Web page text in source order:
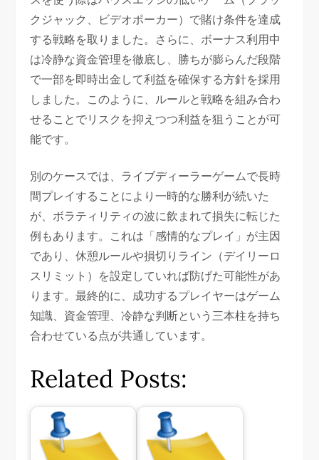
クジャック、ビデオポーカー）で賭け条件を達成
する戦略を取りました。さらに、ボーナス利用中
は冷静な資金管理を徹底し、勝ちが膨らんだ段階
で一部を即時出金して利益を確保する方針を採用
しました。このように、ルールと戦略を組み合わ
せることでリスクを抑えつつ利益を狙うことが可
能です。
別のケースでは、ライブディーラーゲームで長時
間プレイすることにより一時的な勝利が続いた
が、ボラティリティの波に飲まれて損失に転じた
例もあります。これは「感情的なプレイ」が主因
であり、休憩ルールや損切りライン（デイリーロ
スリミット）を設定していれば防げた可能性があ
ります。最終的に、成功するプレイヤーはゲーム
知識、資金管理、冷静な判断という三本柱を持ち
合わせている点が共通しています。
Related Posts: